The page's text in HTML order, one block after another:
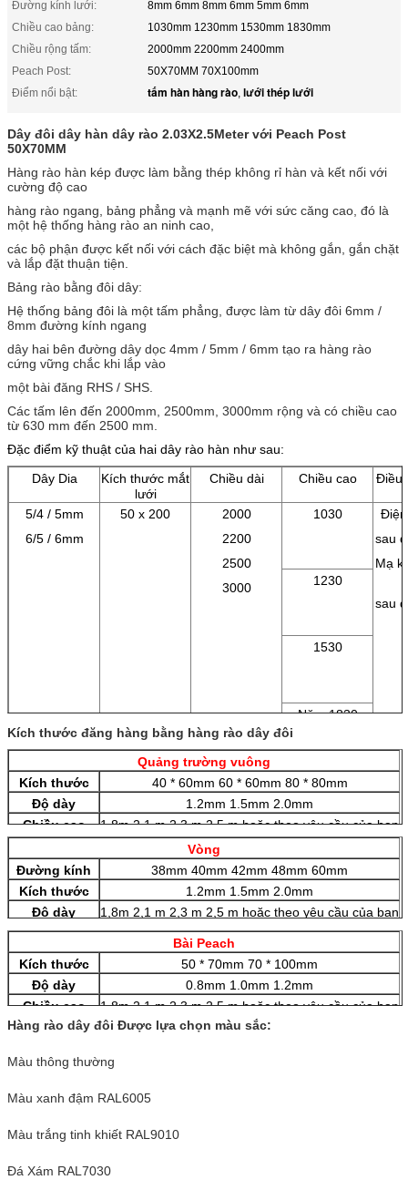
Đường kính lưới:
8mm 6mm 8mm 6mm 5mm 6mm
Chiều cao bảng:
1030mm 1230mm 1530mm 1830mm
Chiều rộng tấm:
2000mm 2200mm 2400mm
Peach Post:
50X70MM 70X100mm
Điểm nổi bật:
tấm hàn hàng rào, lưới thép lưới
Dây đôi dây hàn dây rào 2.03X2.5Meter với Peach Post
50X70MM
Hàng rào hàn kép được làm bằng thép không rỉ hàn và kết nối với
cường độ cao
hàng rào ngang, bảng phẳng và mạnh mẽ với sức căng cao, đó là
một hệ thống hàng rào an ninh cao,
các bộ phận được kết nối với cách đặc biệt mà không gắn, gắn chặt
và lắp đặt thuận tiện.
Bảng rào bằng đôi dây:
Hệ thống bảng đôi là một tấm phẳng, được làm từ dây đôi 6mm /
8mm đường kính ngang
dây hai bên đường dây dọc 4mm / 5mm / 6mm tạo ra hàng rào
cứng vững chắc khi lắp vào
một bài đăng RHS / SHS.
Các tấm lên đến 2000mm, 2500mm, 3000mm rộng và có chiều cao
từ 630 mm đến 2500 mm.
Đặc điểm kỹ thuật của hai dây rào hàn như sau:
Dây Dia
Kích thước mắt
lưới
Chiều dài Chiều cao Điều
5/4 / 5mm
6/5 / 6mm
50 x 200
2000
2200
2500
3000
1030
sau
Mạ
sau
1230
1530
Năm 1830
2030
Kích thước đăng hàng bằng hàng rào dây đôi
Quảng trường vuông
Kích thước
40 * 60mm 60 * 60mm 80 * 80mm
Độ dày
1.2mm 1.5mm 2.0mm
Chiều cao
1,8m 2,1 m 2,3 m 2,5 m hoặc theo yêu cầu của bạn
Vòng
Đường kính
38mm 40mm 42mm 48mm 60mm
Kích thước
1.2mm 1.5mm 2.0mm
Độ dày
1,8m 2,1 m 2,3 m 2,5 m hoặc theo yêu cầu của bạn
Bài Peach
Kích thước
50 * 70mm 70 * 100mm
Độ dày
0.8mm 1.0mm 1.2mm
Chiều cao
1,8m 2,1 m 2,3 m 2,5 m hoặc theo yêu cầu của bạn
Hàng rào dây đôi Được lựa chọn màu sắc:
Màu thông thường
Màu xanh đậm RAL6005
Màu trắng tinh khiết RAL9010
Đá Xám RAL7030